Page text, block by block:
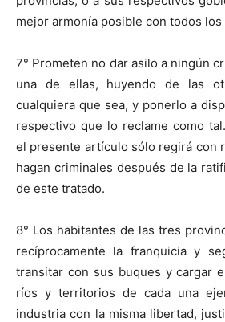
mejor armonía posible con todos
7° Prometen no dar asilo a ningún
una de ellas, huyendo de las
cualquiera que sea, y ponerlo a
respectivo que lo reclame como
el presente artículo sólo regirá con
hagan criminales después de la
de este tratado.
8° Los habitantes de las tres
recíprocamente la franquicia y
transitar con sus buques y cargar
ríos y territorios de cada una
industria con la misma libertad,